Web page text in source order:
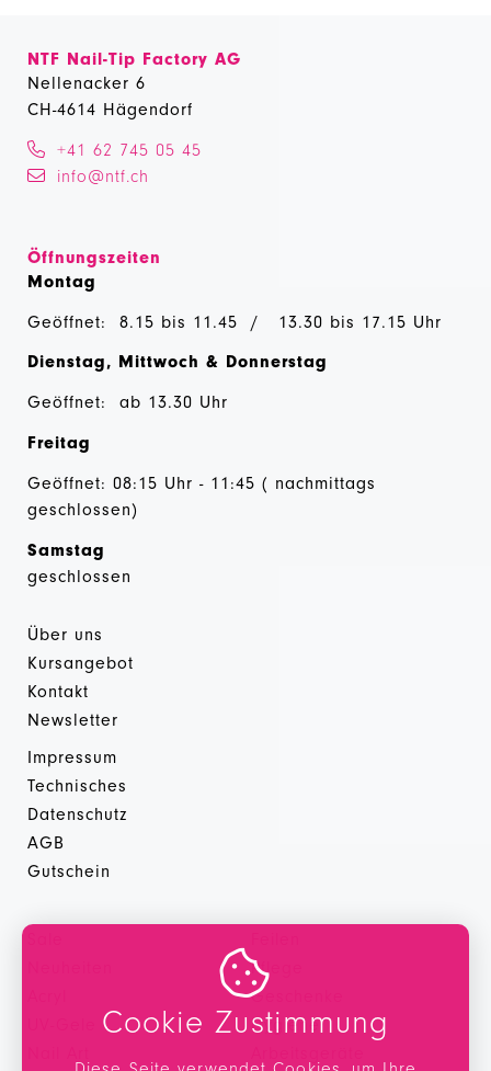
NTF Nail-Tip Factory AG
Nellenacker 6
CH-4614 Hägendorf
+41 62 745 05 45
info@ntf.ch
Öffnungszeiten
Montag
Geöffnet: 8.15 bis 11.45 / 13.30 bis 17.15 Uhr
Dienstag, Mittwoch & Donnerstag
Geöffnet: ab 13.30 Uhr
Freitag
Geöffnet: 08:15 Uhr - 11:45 ( nachmittags
geschlossen)
Samstag
geschlossen
Über uns
Kursangebot
Kontakt
Newsletter
Impressum
Technisches
Datenschutz
AGB
Gutschein
Pflege
Geschenke
Hygiene

Cookie Zustimmung